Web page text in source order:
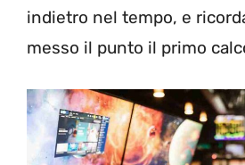
indietro nel tempo, e
messo il punto il primo